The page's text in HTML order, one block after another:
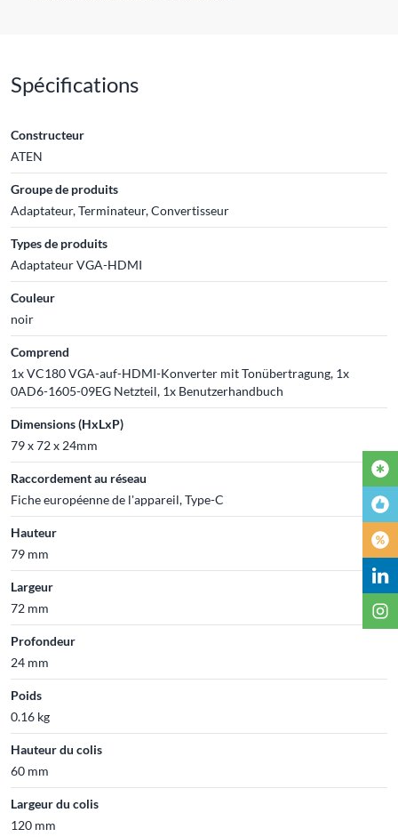
Spécifications
Constructeur
ATEN
Groupe de produits
Adaptateur, Terminateur, Convertisseur
Types de produits
Adaptateur VGA-HDMI
Couleur
noir
Comprend
1x VC180 VGA-auf-HDMI-Konverter mit Tonübertragung, 1x
0AD6-1605-09EG Netzteil, 1x Benutzerhandbuch
Dimensions (HxLxP)
79 x 72 x 24mm
Raccordement au réseau
Fiche européenne de l'appareil, Type-C
Hauteur
79 mm
Largeur
72 mm
Profondeur
24 mm
Poids
0.16 kg
Hauteur du colis
60 mm
Largeur du colis
120 mm